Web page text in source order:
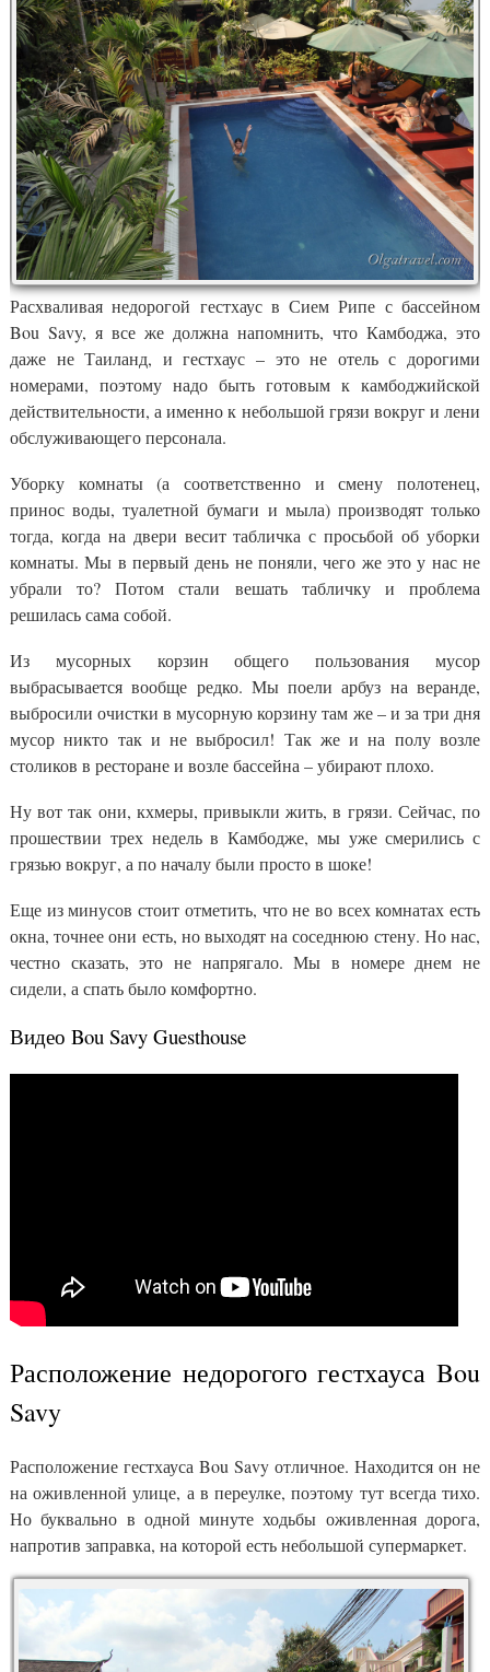
Расхваливая недорогой гестхаус в Сием Рипе с бассейном
Bou Savy, я все же должна напомнить, что Камбоджа, это
даже не Таиланд, и гестхаус – это не отель с дорогими
номерами, поэтому надо быть готовым к камбоджийской
действительности, а именно к небольшой грязи вокруг и лени
обслуживающего персонала.
Уборку комнаты (а соответственно и смену полотенец,
принос воды, туалетной бумаги и мыла) производят только
тогда, когда на двери весит табличка с просьбой об уборки
комнаты. Мы в первый день не поняли, чего же это у нас не
убрали то? Потом стали вешать табличку и проблема
решилась сама собой.
Из мусорных корзин общего пользования мусор
выбрасывается вообще редко. Мы поели арбуз на веранде,
выбросили очистки в мусорную корзину там же – и за три дня
мусор никто так и не выбросил! Так же и на полу возле
столиков в ресторане и возле бассейна – убирают плохо.
Ну вот так они, кхмеры, привыкли жить, в грязи. Сейчас, по
прошествии трех недель в Камбодже, мы уже смерились с
грязью вокруг, а по началу были просто в шоке!
Еще из минусов стоит отметить, что не во всех комнатах есть
окна, точнее они есть, но выходят на соседнюю стену. Но нас,
честно сказать, это не напрягало. Мы в номере днем не
сидели, а спать было комфортно.
Видео Bou Savy Guesthouse
Расположение недорогого гестхауса Bou
Savy
Расположение гестхауса Bou Savy отличное. Находится он не
на оживленной улице, а в переулке, поэтому тут всегда тихо.
Но буквально в одной минуте ходьбы оживленная дорога,
напротив заправка, на которой есть небольшой супермаркет.